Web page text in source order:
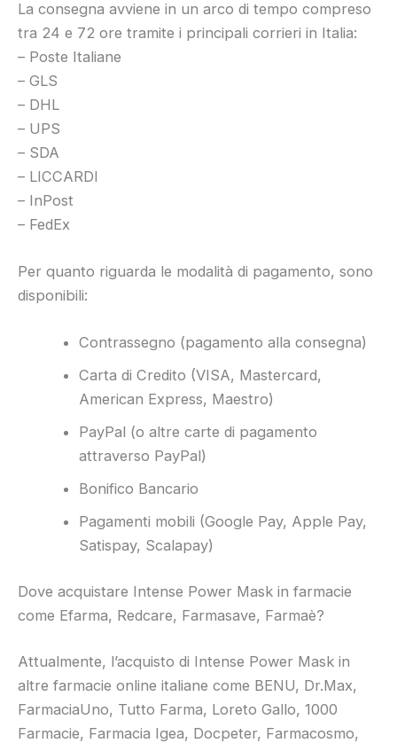
La consegna avviene in un arco di tempo compreso
tra 24 e 72 ore tramite i principali corrieri in Italia:
– Poste Italiane
– GLS
– DHL
– UPS
– SDA
– LICCARDI
– InPost
– FedEx
Per quanto riguarda le modalità di pagamento, sono
disponibili:
Contrassegno (pagamento alla consegna)
Carta di Credito (VISA, Mastercard,
American Express, Maestro)
PayPal (o altre carte di pagamento
attraverso PayPal)
Bonifico Bancario
Pagamenti mobili (Google Pay, Apple Pay,
Satispay, Scalapay)
Dove acquistare Intense Power Mask in farmacie
come Efarma, Redcare, Farmasave, Farmaè?
Attualmente, l’acquisto di Intense Power Mask in
altre farmacie online italiane come BENU, Dr.Max,
FarmaciaUno, Tutto Farma, Loreto Gallo, 1000
Farmacie, Farmacia Igea, Docpeter, Farmacosmo,